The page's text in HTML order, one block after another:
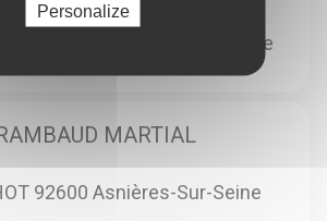
92600 Asnières-Sur-Seine
MARTIAL
92600 Asnières-Sur-Seine
Personalize